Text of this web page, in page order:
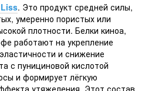
. Это продукт средней силы,
умеренно пористых или
плотности. Белки киноа,
работают на укрепление
и снижение
с пунициновой кислотой
и формирует лёгкую
утяжеления. Этот состав